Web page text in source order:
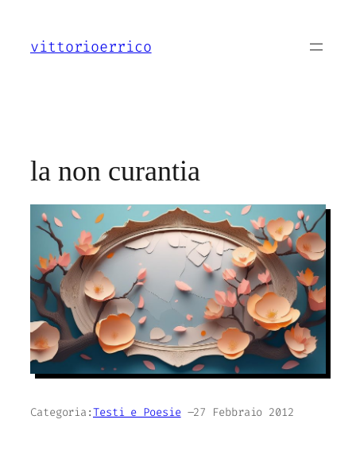
contenuto
vittorioerrico
la non curantia
Categoria:Testi e Poesie–27 Febbraio 2012